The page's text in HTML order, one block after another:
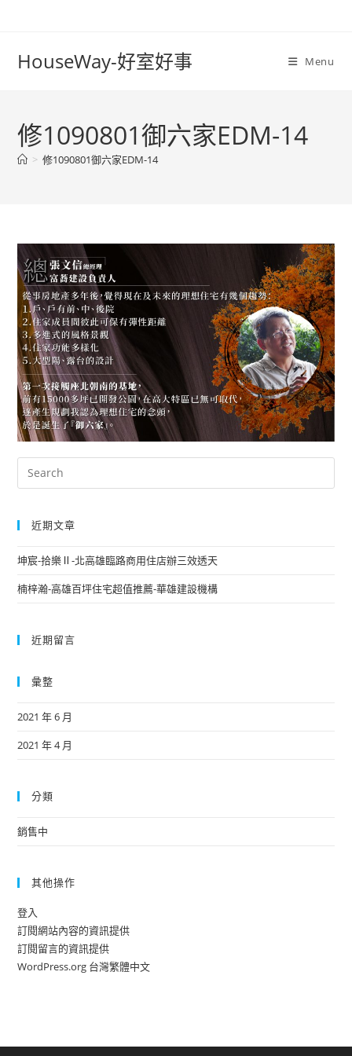
HouseWay-好室好事 Menu
修1090801御六家EDM-14
> 修1090801御六家EDM-14
近期文章
坤宸-拾樂Ⅱ-北高雄臨路商用住店辦三效透天
楠梓瀚-高雄百坪住宅超值推薦-華雄建設機構
近期留言
彙整
2021 年 6 月
2021 年 4 月
分類
銷售中
其他操作
登入
訂閱網站內容的資訊提供
訂閱留言的資訊提供
WordPress.org 台灣繁體中文